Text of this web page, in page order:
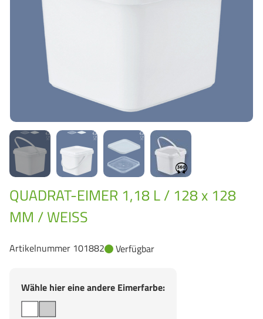
QUADRAT-EIMER 1,18 L / 128 x 128
MM / WEISS
Artikelnummer 101882 Verfügbar
Wähle hier eine andere Eimerfarbe:
GrassBased Eimer